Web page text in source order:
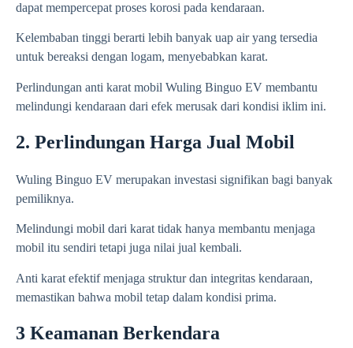
dapat mempercepat proses korosi pada kendaraan.
Kelembaban tinggi berarti lebih banyak uap air yang tersedia
untuk bereaksi dengan logam, menyebabkan karat.
Perlindungan anti karat mobil Wuling Binguo EV membantu
melindungi kendaraan dari efek merusak dari kondisi iklim ini.
2. Perlindungan Harga Jual Mobil
Wuling Binguo EV merupakan investasi signifikan bagi banyak
pemiliknya.
Melindungi mobil dari karat tidak hanya membantu menjaga
mobil itu sendiri tetapi juga nilai jual kembali.
Anti karat efektif menjaga struktur dan integritas kendaraan,
memastikan bahwa mobil tetap dalam kondisi prima.
3 Keamanan Berkendara